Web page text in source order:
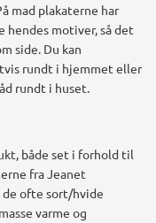
mad plakaterne har
hendes motiver, så det
side. Du kan
rundt i hjemmet eller
rundt i huset.
både set i forhold til
fra Jeanet
ofte sort/hvide
varme og